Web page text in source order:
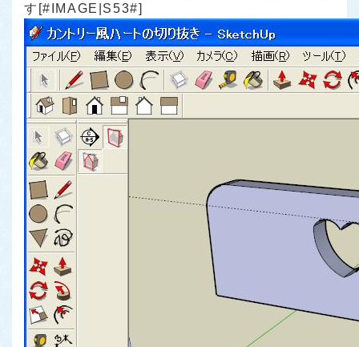
す[#IMAGE|S53#]